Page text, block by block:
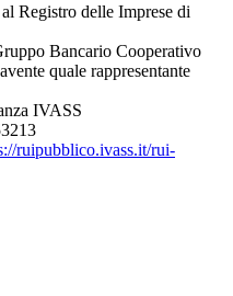
Registro delle Imprese di
Bancario Cooperativo
quale rappresentante
IVASS
ruipubblico.ivass.it/rui-